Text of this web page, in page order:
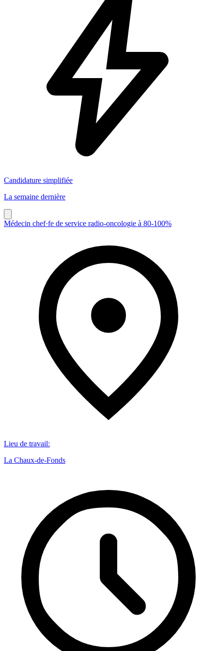
Candidature simplifiée
La semaine dernière
Médecin chef·fe de service radio-oncologie à 80-100%
Lieu de travail:
La Chaux-de-Fonds